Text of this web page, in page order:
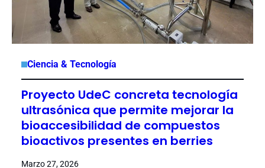
Ciencia & Tecnología
Proyecto UdeC concreta tecnología
ultrasónica que permite mejorar la
bioaccesibilidad de compuestos
bioactivos presentes en berries
Marzo 27, 2026